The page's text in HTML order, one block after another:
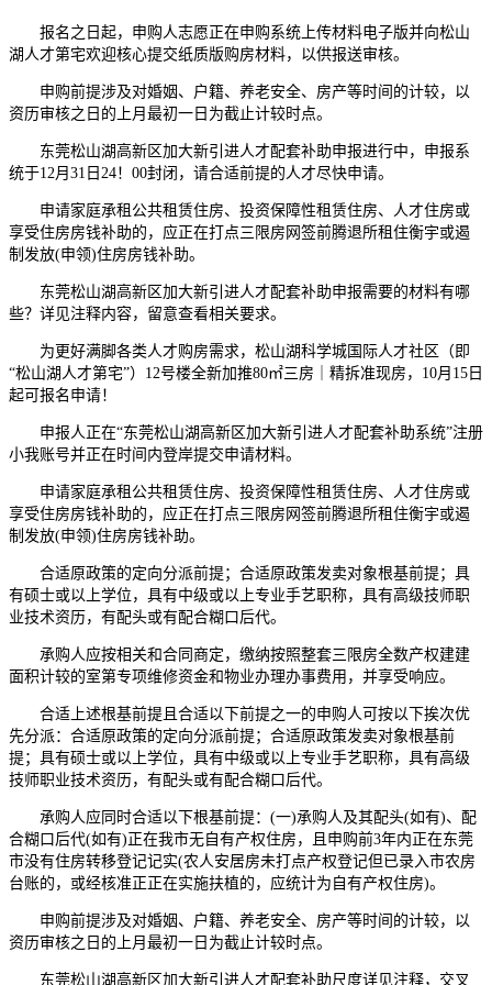
报名之日起，申购人志愿正在申购系统上传材料电子版并向松山
湖人才第宅欢迎核心提交纸质版购房材料，以供报送审核。
申购前提涉及对婚姻、户籍、养老安全、房产等时间的计较，以
资历审核之日的上月最初一日为截止计较时点。
东莞松山湖高新区加大新引进人才配套补助申报进行中，申报系
统于12月31日24！00封闭，请合适前提的人才尽快申请。
申请家庭承租公共租赁住房、投资保障性租赁住房、人才住房或
享受住房房钱补助的，应正在打点三限房网签前腾退所租住衡宇或遏
制发放(申领)住房房钱补助。
东莞松山湖高新区加大新引进人才配套补助申报需要的材料有哪
些？详见注释内容，留意查看相关要求。
为更好满脚各类人才购房需求，松山湖科学城国际人才社区（即
“松山湖人才第宅”）12号楼全新加推80㎡三房｜精拆准现房，10月15日
起可报名申请！
申报人正在“东莞松山湖高新区加大新引进人才配套补助系统”注册
小我账号并正在时间内登岸提交申请材料。
申请家庭承租公共租赁住房、投资保障性租赁住房、人才住房或
享受住房房钱补助的，应正在打点三限房网签前腾退所租住衡宇或遏
制发放(申领)住房房钱补助。
合适原政策的定向分派前提；合适原政策发卖对象根基前提；具
有硕士或以上学位，具有中级或以上专业手艺职称，具有高级技师职
业技术资历，有配头或有配合糊口后代。
承购人应按相关和合同商定，缴纳按照整套三限房全数产权建建
面积计较的室第专项维修资金和物业办理办事费用，并享受响应。
合适上述根基前提且合适以下前提之一的申购人可按以下挨次优
先分派：合适原政策的定向分派前提；合适原政策发卖对象根基前
提；具有硕士或以上学位，具有中级或以上专业手艺职称，具有高级
技师职业技术资历，有配头或有配合糊口后代。
承购人应同时合适以下根基前提：(一)承购人及其配头(如有)、配
合糊口后代(如有)正在我市无自有产权住房，且申购前3年内正在东莞
市没有住房转移登记记实(农人安居房未打点产权登记但已录入市农房
台账的，或经核准正正在实施扶植的，应统计为自有产权住房)。
申购前提涉及对婚姻、户籍、养老安全、房产等时间的计较，以
资历审核之日的上月最初一日为截止计较时点。
东莞松山湖高新区加大新引进人才配套补助尺度详见注释，交叉